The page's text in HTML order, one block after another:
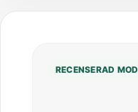
RECENSERAD